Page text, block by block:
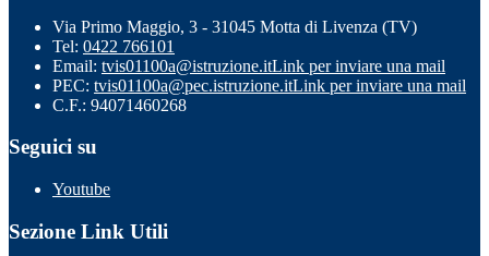
Via Primo Maggio, 3 - 31045 Motta di Livenza (TV)
Tel: 0422 766101
Email: tvis01100a@istruzione.itLink per inviare una mail
PEC: tvis01100a@pec.istruzione.itLink per inviare una mail
C.F.: 94071460268
Seguici su
Youtube
Sezione Link Utili